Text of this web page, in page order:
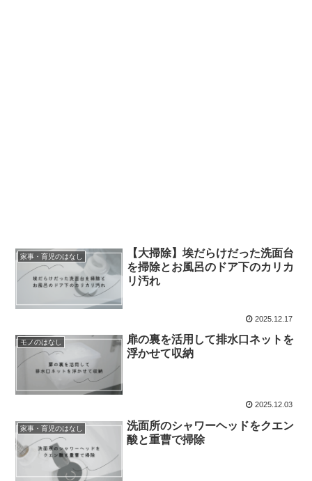
家事・育児のはなし
【大掃除】埃だらけだった洗面台
を掃除とお風呂のドア下のカリカ
リ汚れ
2025.12.17
モノのはなし
扉の裏を活用して排水口ネットを
浮かせて収納
2025.12.03
家事・育児のはなし
洗面所のシャワーヘッドをクエン
酸と重曹で掃除